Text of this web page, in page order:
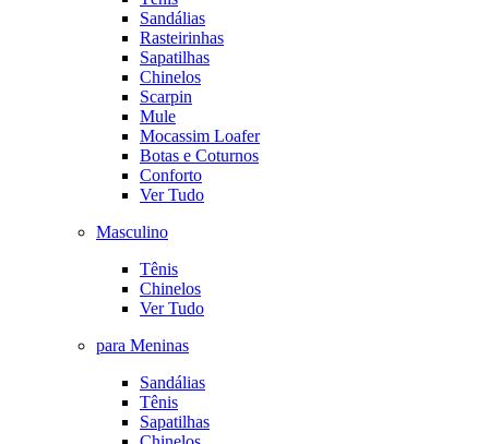
Sandálias
Rasteirinhas
Sapatilhas
Chinelos
Scarpin
Mule
Mocassim Loafer
Botas e Coturnos
Conforto
Ver Tudo
Masculino
Tênis
Chinelos
Ver Tudo
para Meninas
Sandálias
Tênis
Sapatilhas